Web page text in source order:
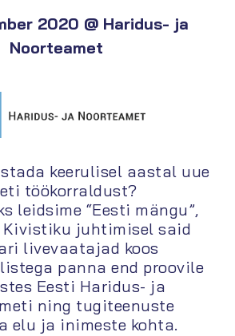
2020 @ Haridus- ja
Noorteamet
keerulisel aastal uue
töökorraldust?
leidsime “Eesti mängu”,
Kivistiku juhtimisel said
livevaatajad koos
panna end proovile
Eesti Haridus- ja
ning tugiteenuste
elu ja inimeste kohta.